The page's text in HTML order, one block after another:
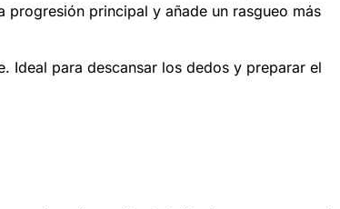
progresión principal y añade un rasgueo más
Ideal para descansar los dedos y preparar el